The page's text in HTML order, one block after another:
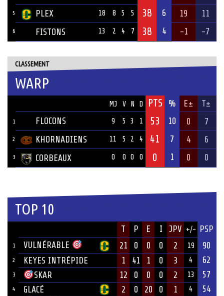
5 PLEX 18 8 5 5 38 6 19 11
6 FISTONS 13 2 4 7 38 4 -1 -7
CLASSEMENT
WARP
MJ V N D PTS % E± T±
1 FLOCONS 9 5 3 1 53 10 0 7
2 KHORNADIENS 11 5 2 4 41 7 4 6
3 CORBEAUX 0 0 0 0 0 1 0 0
TOP 10
T P E I JPV +/- PSP
1 VULNÉRABLE 21 0 0 0 2 19 90
2 KEYES INTRÉPIDE 1 41 1 0 3 4 62
3 SKAR 12 0 0 0 2 13 57
4 GLACÉ 2 0 20 0 1 4 54